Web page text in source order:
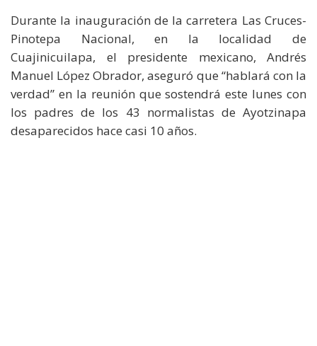
Durante la inauguración de la carretera Las Cruces-
Pinotepa Nacional, en la localidad de
Cuajinicuilapa, el presidente mexicano, Andrés
Manuel López Obrador, aseguró que “hablará con la
verdad” en la reunión que sostendrá este lunes con
los padres de los 43 normalistas de Ayotzinapa
desaparecidos hace casi 10 años.